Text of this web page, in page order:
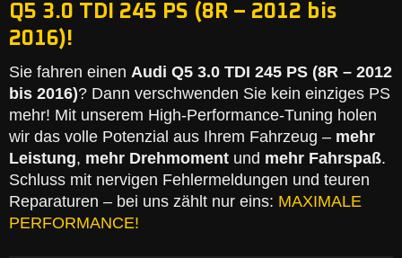
Q5 3.0 TDI 245 PS (8R – 2012 bis
2016)!
Sie fahren einen Audi Q5 3.0 TDI 245 PS (8R – 2012
bis 2016)? Dann verschwenden Sie kein einziges PS
mehr! Mit unserem High-Performance-Tuning holen
wir das volle Potenzial aus Ihrem Fahrzeug – mehr
Leistung, mehr Drehmoment und mehr Fahrspaß.
Schluss mit nervigen Fehlermeldungen und teuren
Reparaturen – bei uns zählt nur eins: MAXIMALE
PERFORMANCE!